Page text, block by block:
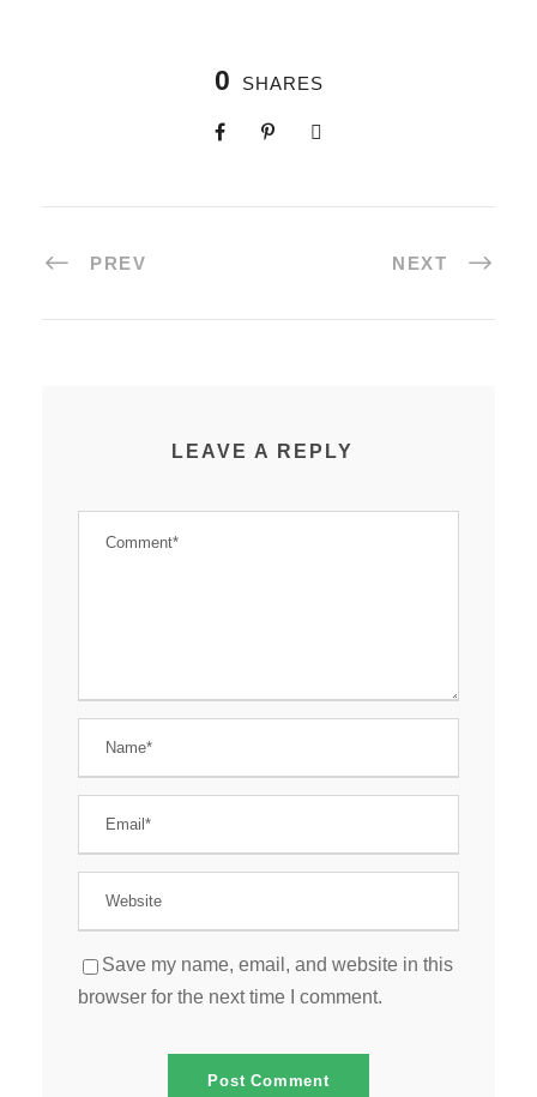
0 SHARES
PREV NEXT
LEAVE A REPLY
Save my name, email, and website in this
browser for the next time I comment.